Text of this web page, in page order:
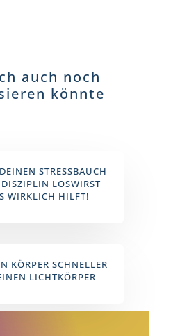
auch noch
könnte
STRESSBAUCH
LOSWIRST
WIRKLICH HILFT!
KÖRPER SCHNELLER
LICHTKÖRPER